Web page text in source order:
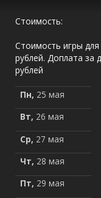
Стоимость:
Стоимость игры
рублей. Доплата за
рублей
Пн, 25 мая
Вт, 26 мая
Ср, 27 мая
Чт, 28 мая
Пт, 29 мая